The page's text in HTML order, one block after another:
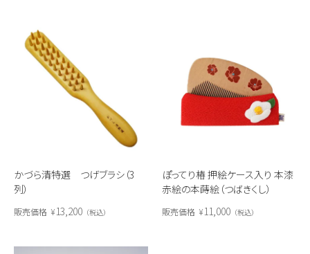
かづら清特選 つげブラシ（3
列）
販売価格 ¥13,200 税込
ぽってり椿 押絵ケース入り 本漆
赤絵の本蒔絵（つばきくし）
販売価格 ¥11,000 税込